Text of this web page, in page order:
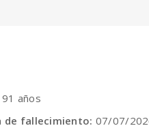
91 años
de fallecimiento: 07/07/